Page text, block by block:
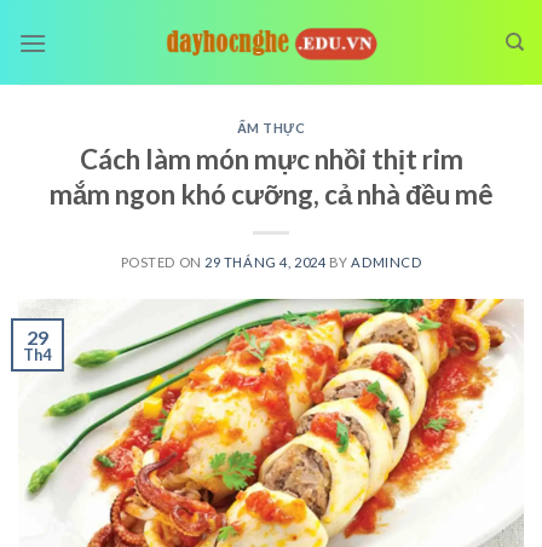
ẨM THỰC
Cách làm món mực nhồi thịt rim
mắm ngon khó cưỡng, cả nhà đều mê
POSTED ON 29 THÁNG 4, 2024 BY ADMINCD
29
Th4